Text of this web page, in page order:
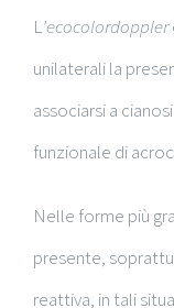
L’ecocolordoppler
unilaterali la
associarsi a
funzionale di
Nelle forme più
presente,
reattiva, in tali